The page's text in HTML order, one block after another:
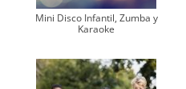
Mini Disco Infantil, Zumba y
Karaoke